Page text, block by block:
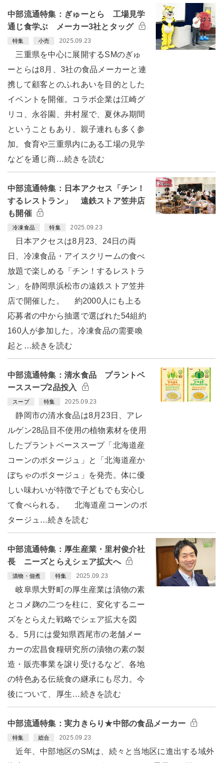
中部流通特集：ぎゅーとら 工場見学
通じ食学ぶ メーカー3社とタッグ
特集 小売 2025.09.23
三重県を中心に展開するSMのぎゅ
ーとらは8月、3社の食品メーカーと連
携して顧客とのふれあいを目的とした
イベントを開催。コラボ企業は江崎グ
リコ、永谷園、井村屋で、夏休み期間
ということもあり、親子連れも多く参
加。食育や三重県内にある工場の見学
などを通じ商…続きを読む
中部流通特集：日本アクセス「チン！
するレストラン」 遠鉄ストア笠井店
も開催
冷凍食品 特集 2025.09.23
日本アクセスは8月23、24日の両
日、冷凍食品・アイスクリームの食べ
放題で楽しめる「チン！するレストラ
ン」を静岡県浜松市の遠鉄ストア笠井
店で開催した。 約2000人にも上る
応募者の中から抽選で選ばれた54組約
160人が参加した。冷凍食品の需要喚
起と…続きを読む
中部流通特集：清水食品 プラントベ
ーススープ2品投入
スープ 特集 2025.09.23
静岡市の清水食品は8月23日、アレ
ルゲン28品目不使用の植物素材を使用
したプラントベーススープ「北海道産
コーンのポタージュ」と「北海道産か
ぼちゃのポタージュ」を発売。体に優
しい味わいが特徴で子どもでも安心し
て食べられる。 北海道産コーンのポ
タージュ…続きを読む
中部流通特集：厚生産業・里村俊介社
長 ニーズとらえシェア拡大へ
漬物・佃煮 特集 2025.09.23
岐阜県大野町の厚生産業は漬物の素
とコメ麹の二つを柱に、変化するニー
ズをとらえた戦略でシェア拡大を図
る。5月には愛知県西尾市の老舗メー
カーの宏昌食糧研究所の漬物の素の製
造・販売事業を譲り受けるなど、各地
の特色ある伝統食の継承にも尽力。今
後について、厚生…続きを読む
中部流通特集：実力きらり★中部の食品メーカー
特集 総合 2025.09.23
近年、中部地区のSMは、続々と当地区に進出する域外